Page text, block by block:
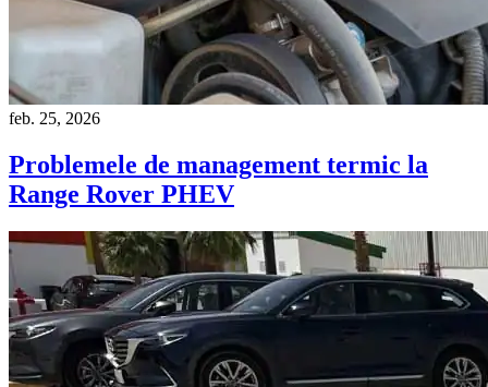
feb. 25, 2026
Problemele de management termic la
Range Rover PHEV